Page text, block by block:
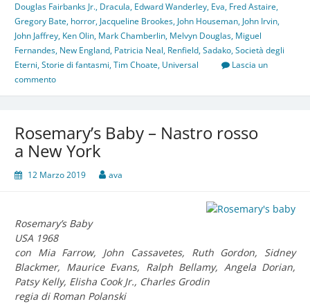
Douglas Fairbanks Jr., Dracula, Edward Wanderley, Eva, Fred Astaire,
Gregory Bate, horror,Jacqueline Brookes,John Houseman,John Irvin,
John Jaffrey, Ken Olin, Mark Chamberlin, Melvyn Douglas, Miguel
Fernandes, New England, Patricia Neal, Renfield,Sadako,Società degli
Eterni,Storie di fantasmi,Tim Choate, Universal
Lascia un
commento
Rosemary’s Baby – Nastro rosso
a New York
12 Marzo 2019 ava
Rosemary’s Baby
USA 1968
con Mia Farrow, John Cassavetes, Ruth Gordon, Sidney
Blackmer, Maurice Evans, Ralph Bellamy, Angela Dorian,
Patsy Kelly, Elisha Cook Jr., Charles Grodin
regia di Roman Polanski